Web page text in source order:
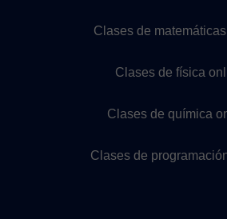
Clases de
Clases de física
Clases de química
Clases de